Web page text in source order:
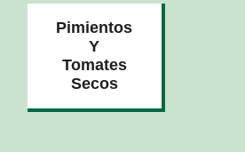
Pimientos
Y
Tomates
Secos